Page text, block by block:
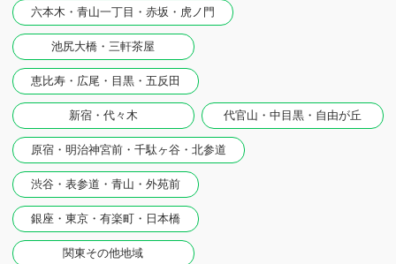
六本木・青山一丁目・赤坂・虎ノ門
池尻大橋・三軒茶屋
恵比寿・広尾・目黒・五反田
新宿・代々木 代官山・中目黒・自由が丘
原宿・明治神宮前・千駄ヶ谷・北参道
渋谷・表参道・青山・外苑前
銀座・東京・有楽町・日本橋
関東その他地域